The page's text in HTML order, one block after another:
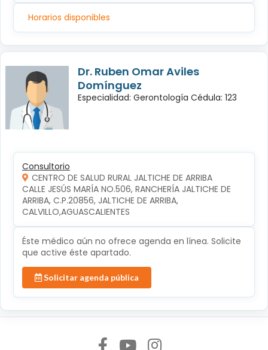
Horarios disponibles
Dr. Ruben Omar Aviles
Domínguez
Especialidad: Gerontología Cédula: 123
Consultorio
CENTRO DE SALUD RURAL JALTICHE DE ARRIBA
CALLE JESÚS MARÍA NO.506, RANCHERÍA JALTICHE DE
ARRIBA, C.P.20856, JALTICHE DE ARRIBA,
CALVILLO,AGUASCALIENTES
Éste médico aún no ofrece agenda en línea. Solicite
que active éste apartado.
Solicitar agenda pública